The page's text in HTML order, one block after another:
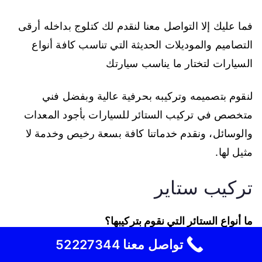
فما عليك إلا التواصل معنا لنقدم لك كتلوج بداخله أرقى
التصاميم والموديلات الحديثة التي تناسب كافة أنواع
السيارات لتختار ما يناسب سيارتك
لنقوم بتصميمه وتركيبه بحرفية عالية وبفضل فني
متخصص في تركيب الستائر للسيارات بأجود المعدات
والوسائل، ونقدم خدماتنا كافة بسعة رخيص وخدمة لا
مثيل لها.
تركيب ستاير
ما أنواع الستائر التي نقوم بتركيبها؟
يوجد الكثير من أنواع الستائر الموجودة في الكويت والتي
تواصل معنا 52227344